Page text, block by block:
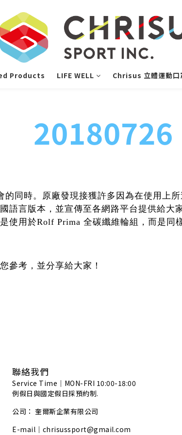
Products LIFE WELL Chrisus 立體運動口
20180726
的同時。原廠發現接獲許多因為在使用上
語言版本，並宣傳至各網路平台提供給大
使用於Rolf Prima 全碳纖維輪組，而是同
參考，並分享給大家！
聯絡我們
Service Time｜MON-FRI 10:00-18:00
例假日與國定假日採預約制.
公司： 奎爾斯企業有限公司
E-mail｜chrisussport@gmail.com